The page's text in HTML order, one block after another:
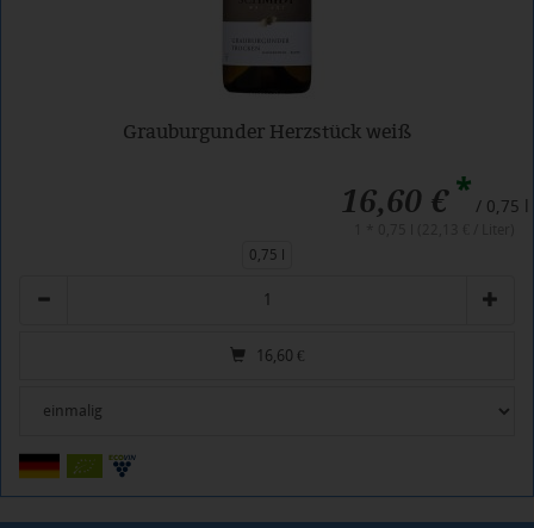
Grauburgunder Herzstück weiß
16,60 €* / 0,75 l
0,75 l
16,60 €